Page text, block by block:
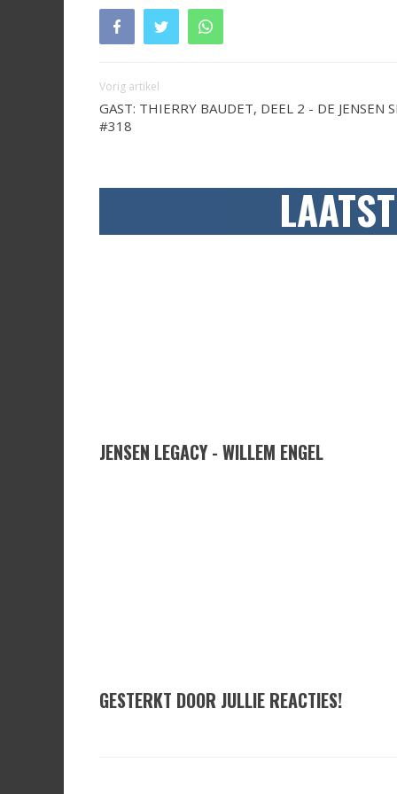
Vorig artikel
GAST: THIERRY BAUDET, DEEL 2 - DE JENSEN
#318
JENSEN LEGACY - WILLEM ENGEL
GESTERKT DOOR JULLIE REACTIES!